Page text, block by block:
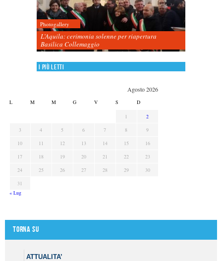
Photogallery
L’Aquila: cerimonia solenne per riapertura
Basilica Collemaggio
I più letti
Agosto 2026
L M M G V S D
1
2
3
4 5 6 7 8
9
10
11 12 13 14 15
16
17
18 19 20 21 22
23
24
25 26 27 28 29
30
31
« Lug
Torna su
ATTUALITA’